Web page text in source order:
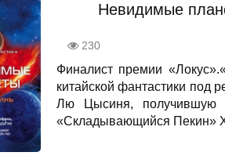
Невидимые
230
Финалист премии
китайской фантастики под
Лю Цысиня, получившую
«Складывающийся Пекин»